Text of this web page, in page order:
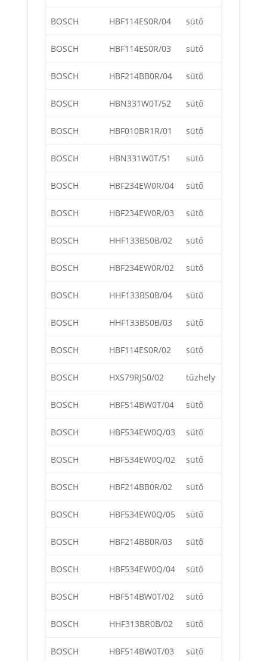
BOSCH HBF114ES0R/04 sütő
BOSCH HBF114ES0R/03 sütő
BOSCH HBF214BB0R/04 sütő
BOSCH HBN331W0T/52 sütő
BOSCH HBF010BR1R/01 sütő
BOSCH HBN331W0T/51 sütő
BOSCH HBF234EW0R/04 sütő
BOSCH HBF234EW0R/03 sütő
BOSCH HHF133BS0B/02 sütő
BOSCH HBF234EW0R/02 sütő
BOSCH HHF133BS0B/04 sütő
BOSCH HHF133BS0B/03 sütő
BOSCH HBF114ES0R/02 sütő
BOSCH HXS79RJ50/02 tűzhely
BOSCH HBF514BW0T/04 sütő
BOSCH HBF534EW0Q/03 sütő
BOSCH HBF534EW0Q/02 sütő
BOSCH HBF214BB0R/02 sütő
BOSCH HBF534EW0Q/05 sütő
BOSCH HBF214BB0R/03 sütő
BOSCH HBF534EW0Q/04 sütő
BOSCH HBF514BW0T/02 sütő
BOSCH HHF313BR0B/02 sütő
BOSCH HBF514BW0T/03 sütő